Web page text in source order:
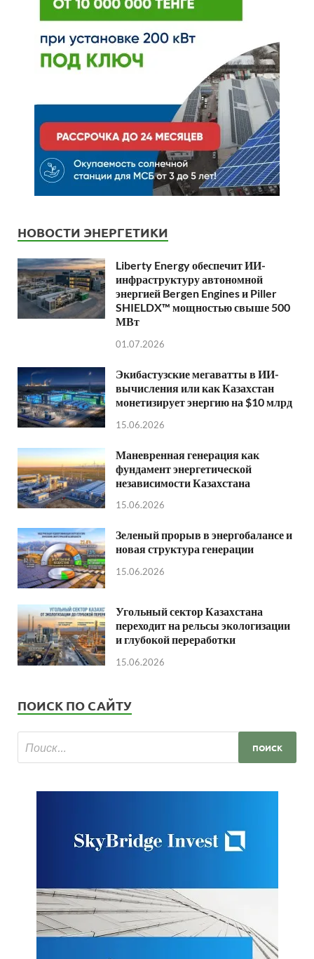
НОВОСТИ ЭНЕРГЕТИКИ
Liberty Energy обеспечит ИИ-
инфраструктуру автономной
энергией Bergen Engines и Piller
SHIELDX™ мощностью свыше 500
МВт
01.07.2026
Экибастузские мегаватты в ИИ-
вычисления или как Казахстан
монетизирует энергию на $10 млрд
15.06.2026
Маневренная генерация как
фундамент энергетической
независимости Казахстана
15.06.2026
Зеленый прорыв в энергобалансе и
новая структура генерации
15.06.2026
Угольный сектор Казахстана
переходит на рельсы экологизации
и глубокой переработки
15.06.2026
ПОИСК ПО САЙТУ